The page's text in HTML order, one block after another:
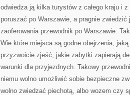
odwiedza ją kilka turystów z całego kraju i
poruszać po Warszawie, a pragnie
zaoferowania przewodnik po Warszawie.
Wie które miejsca są godne obejrzenia,
przyzwoicie zjeść, jakie zabytki zapierają
warunki dla przyjezdnych. Takowy
niemu wolno umożliwić sobie bezpieczne
wolno zwiedzać piechotą, albo wozem czy